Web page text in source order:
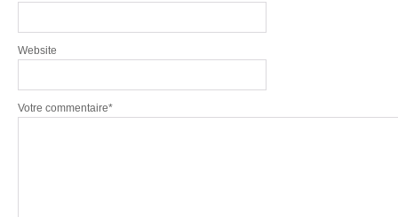
Website
Votre commentaire*